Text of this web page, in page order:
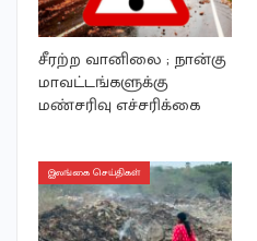
சீரற்ற வானிலை ; நான்கு
மாவட்டங்களுக்கு
மண்சரிவு எச்சரிக்கை
இலங்கை செய்திகள்